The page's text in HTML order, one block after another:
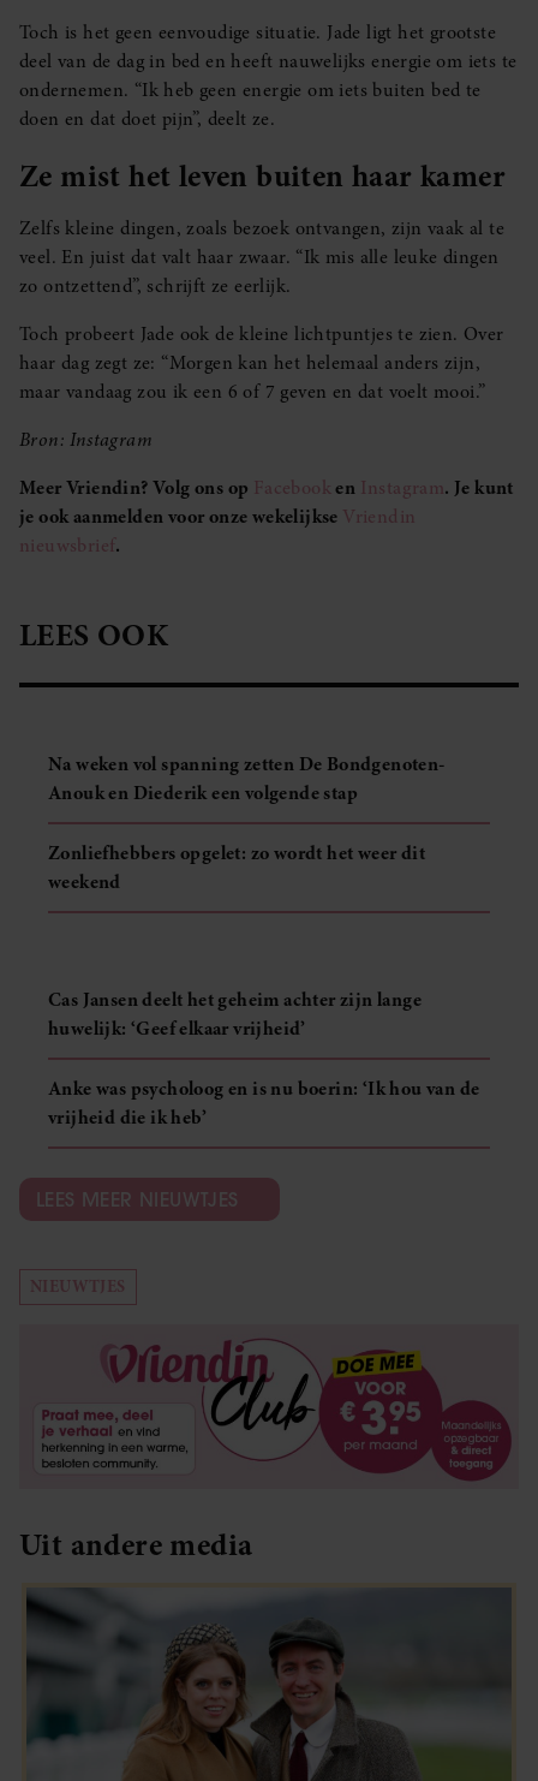
Toch is het geen eenvoudige situatie. Jade ligt het grootste
deel van de dag in bed en heeft nauwelijks energie om iets te
ondernemen. “Ik heb geen energie om iets buiten bed te
doen en dat doet pijn”, deelt ze.
Ze mist het leven buiten haar kamer
Zelfs kleine dingen, zoals bezoek ontvangen, zijn vaak al te
veel. En juist dat valt haar zwaar. “Ik mis alle leuke dingen
zo ontzettend”, schrijft ze eerlijk.
Toch probeert Jade ook de kleine lichtpuntjes te zien. Over
haar dag zegt ze: “Morgen kan het helemaal anders zijn,
maar vandaag zou ik een 6 of 7 geven en dat voelt mooi.”
Bron: Instagram
Meer Vriendin? Volg ons op Facebooken Instagram. Je kunt
je ook aanmelden voor onze wekelijkse Vriendin
nieuwsbrief.
LEES OOK
Na weken vol spanning zetten De Bondgenoten-
Anouk en Diederik een volgende stap
Zonliefhebbers opgelet: zo wordt het weer dit
weekend
Cas Jansen deelt het geheim achter zijn lange
huwelijk: ‘Geef elkaar vrijheid’
Anke was psycholoog en is nu boerin: ‘Ik hou van de
vrijheid die ik heb’
LEES MEER NIEUWTJES
NIEUWTJES
Uit andere media